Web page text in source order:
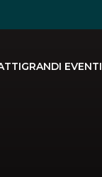
GRANDI EVENTI